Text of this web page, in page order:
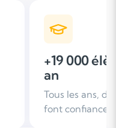
+ de 25 ans
Leader du
domicile en